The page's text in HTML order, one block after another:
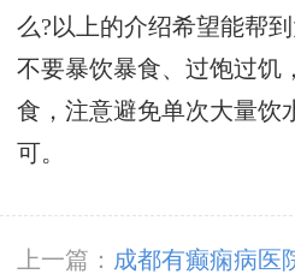
么?以上的介绍希望能帮
不要暴饮暴食、过饱过饥
食，注意避免单次大量饮
可。
上一篇： 成都有癫痫病医